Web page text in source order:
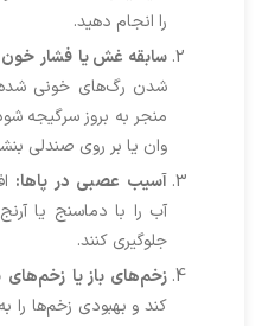
را انجام دهید.
سابقه غشیا فشار خون
شدن رگ‌های خونی شده
منجر به بروز سرگیجه
وان یا بر روی صندلی
آسیب عصبی در پاها:
آب را با دماسنج یا
جلوگیری کنند.
زخم‌های بازیا زخم‌های
کند و بهبودی زخم‌ها را